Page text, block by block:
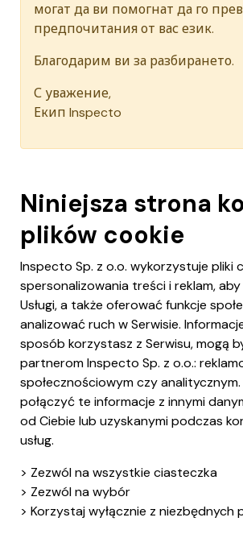
могат да ви помогнат да го
предпочитания от вас език.
Благодарим ви за разбирането.
С уважение,
Екип Inspecto
Niniejsza strona
plików cookie
Inspecto Sp. z o.o. wykorzystuje pliki
spersonalizowania treści i reklam,
Usługi, a także oferować funkcje
analizować ruch w Serwisie.
sposób korzystasz z Serwisu, mogą
partnerom Inspecto Sp. z o.o.:
społecznościowym czy
połączyć te informacje z innymi
od Ciebie lub uzyskanymi podczas
usług.
> Zezwól na wszystkie ciasteczka
> Zezwól na wybór
> Korzystaj wyłącznie z niezbędnych